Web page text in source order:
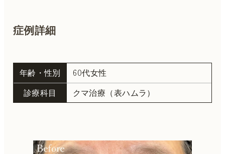
症例詳細
年齢・性別
60代女性
診療科目
クマ治療（表ハムラ）